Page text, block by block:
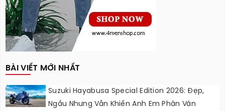
BÀI VIẾT MỚI NHẤT
Suzuki Hayabusa Special Edition 2026: Đẹp,
Ngầu Nhưng Vẫn Khiến Anh Em Phân Vân